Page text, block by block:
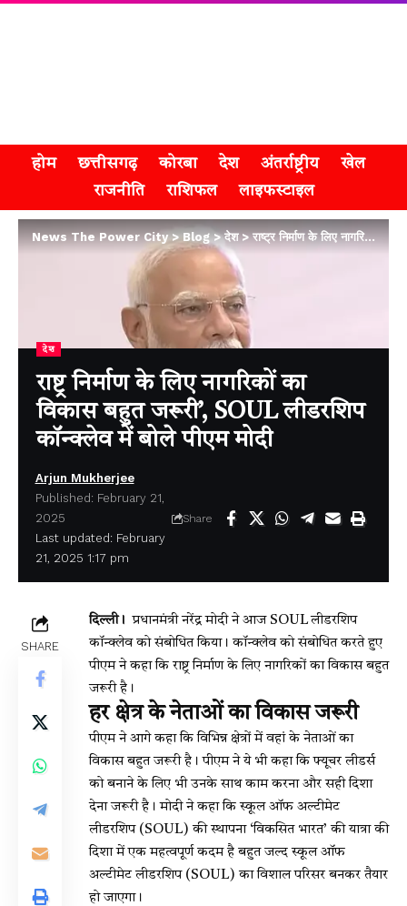
होम छत्तीसगढ़ कोरबा देश अंतर्राष्ट्रीय
खेल
राजनीति
राशिफल लाइफस्टाइल
News The Power City>Blog>देश>राष्ट्र निर्माण के लिए नागरिकों का विकास बहुत जरूरी’, SOUL लीडरशिप कॉन्क्लेव में बोले पीएम मोदी
देश
राष्ट्र निर्माण के लिए नागरिकों का
विकास बहुत जरूरी’, SOUL लीडरशिप
कॉन्क्लेव में बोले पीएम मोदी
Last updated: February
21, 2025 1:17 pm
Arjun Mukherjee
Published: February 21,
2025
Share
SHARE
दिल्ली।प्रधानमंत्री नरेंद्र मोदी ने आज SOUL लीडरशिप
कॉन्क्लेव को संबोधित किया। कॉन्क्लेव को संबोधित करते हुए
पीएम ने कहा कि राष्ट्र निर्माण के लिए नागरिकों का विकास बहुत
जरूरी है।
हर क्षेत्र के नेताओं का विकास जरूरी
पीएम ने आगे कहा कि विभिन्न क्षेत्रों में वहां के नेताओं का
विकास बहुत जरूरी है। पीएम ने ये भी कहा कि फ्यूचर लीडर्स
को बनाने के लिए भी उनके साथ काम करना और सही दिशा
देना जरूरी है। मोदी ने कहा कि स्कूल ऑफ अल्टीमेट
लीडरशिप (SOUL) की स्थापना ‘विकसित भारत’ की यात्रा की
दिशा में एक महत्वपूर्ण कदम है बहुत जल्द स्कूल ऑफ
अल्टीमेट लीडरशिप (SOUL) का विशाल परिसर बनकर तैयार
हो जाएगा।